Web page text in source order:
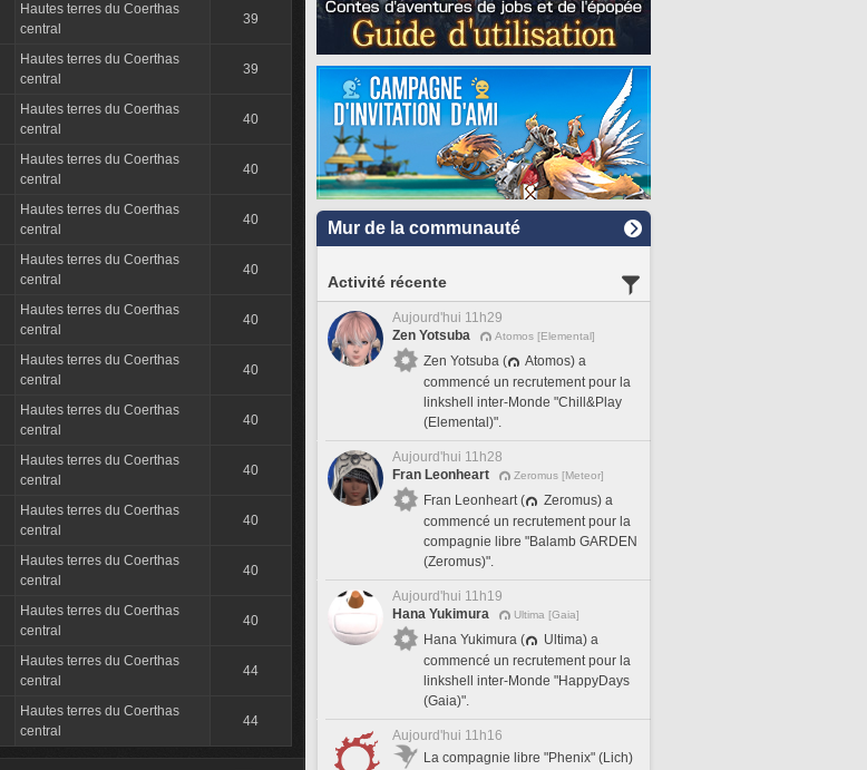
Hautes terres du Coerthas
central
39
Hautes terres du Coerthas
central
39
Hautes terres du Coerthas
central
40
Hautes terres du Coerthas
central
40
Hautes terres du Coerthas
central
40
Hautes terres du Coerthas
central
40
Hautes terres du Coerthas
central
40
Hautes terres du Coerthas
central
40
Hautes terres du Coerthas
central
40
Hautes terres du Coerthas
central
40
Hautes terres du Coerthas
central
40
Hautes terres du Coerthas
central
40
Hautes terres du Coerthas
central
40
Hautes terres du Coerthas
central
44
Hautes terres du Coerthas
central
44
Mur de la communauté
Activité récente
Aujourd'hui 11h29
Zen Yotsuba
Atomos [Elemental]
Zen Yotsuba (
Atomos) a
commencé un recrutement pour la
linkshell inter-Monde "Chill&Play
(Elemental)".
Aujourd'hui 11h28
Fran Leonheart
Zeromus [Meteor]
Fran Leonheart (
Zeromus) a
commencé un recrutement pour la
compagnie libre "Balamb GARDEN
(Zeromus)".
Aujourd'hui 11h19
Hana Yukimura
Ultima [Gaia]
Hana Yukimura (
Ultima) a
commencé un recrutement pour la
linkshell inter-Monde "HappyDays
(Gaia)".
Aujourd'hui 11h16
La compagnie libre "Phenix" (Lich)